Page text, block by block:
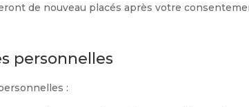
de nouveau placés après votre
personnelles
: